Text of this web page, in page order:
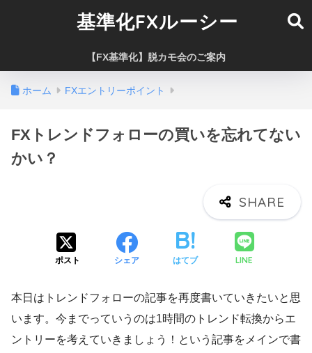
基準化FXルーシー
【FX基準化】脱カモ会のご案内
ホーム FXエントリーポイント
FXトレンドフォローの買いを忘れてない
かい？
ポスト シェア はてブ LINE
本日はトレンドフォローの記事を再度書いていきたいと思
います。今までっていうのは1時間のトレンド転換からエ
ントリーを考えていきましょう！という記事をメインで書